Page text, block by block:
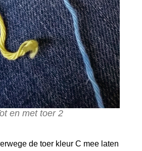
en met toer 2
de toer kleur C mee laten